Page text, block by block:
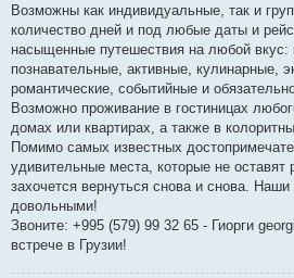
о
л
е
н
я
Возможны как индивидуальные, так и
количество дней и под любые даты и
насыщенные путешествия на любой вкус:
познавательные, активные, кулинарные,
романтические, событийные и
Возможно проживание в гостиницах
домах или квартирах, а также в
Помимо самых известных
удивительные места, которые не
захочется вернуться снова и снова.
довольными!
Звоните: +995 (579) 99 32 65 - Гиорги
встрече в Грузии!